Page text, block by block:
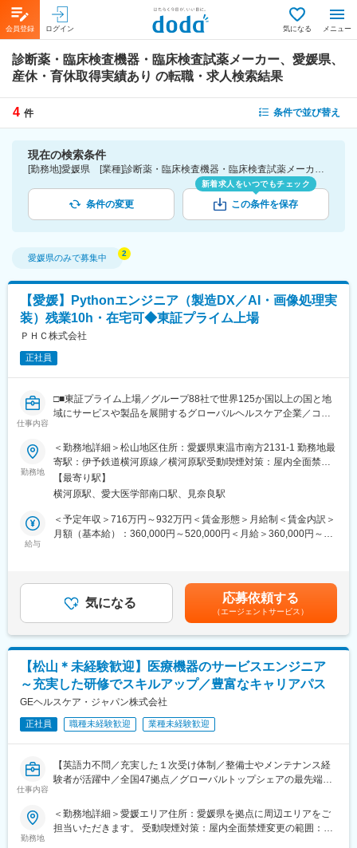
会員登録 ログイン 気になる メニュー
診断薬・臨床検査機器・臨床検査試薬メーカー、愛媛県、
産休・育休取得実績あり の転職・求人検索結果
4 件 条件で並び替え
現在の検索条件
[勤務地]愛媛県 [業種]診断薬・臨床検査機器・臨床検査試薬メーカー-医薬品・医療機器・ライフサイエンス・医療系サービス [詳細条件](休日・働き方)産休・育休取得実績あり
条件の変更
新着求人をいつでもチェック
この条件を保存
愛媛県のみで募集中
【愛媛】Pythonエンジニア（製造DX／AI・画像処理実
装）残業10h・在宅可◆東証プライム上場
ＰＨＣ株式会社
正社員
仕事内容
□■東証プライム上場／グループ88社で世界125か国以上の国と地
域にサービスや製品を展開するグローバルヘルスケア企業／コロ
野で事業成長□■
■採用背景
PHCでは現在、「AX（AI Transformation）」を全社戦略として推
進しており、工場・設備・品質・生産計画までをデータとAIでつ
なぐ“自律型モノづくり”の実現を目指しています。
今回のポジションでは、単なるデータ分析ではなく、
担い、将来的にはスマートファクトリーの中核を担っていただき
ます。
・API連携によるデータ収集・統合システム構築
・SQLを用いたデータ処理・データ基盤開発
・設備データ（PLC／IoT）との連携・データ取得基盤構築
・画像処理（OpenCV等）を用いた検査・認識機能の実装
・AI／機械学習モデルを業務システムへ組み込む開発
・業務プロセスの自動化ツール開発
・要件定義～設計～実装～運用までの一気通貫対応
※本ポジションは、分析専任ではなく
「分析結果を現場で動く仕組みに実装する」開発ポジションで
す
■働き方
・週1～2回の在宅勤務可能
勤務地
＜勤務地詳細＞松山地区住所：愛媛県東温市南方2131‐1 勤務地最
寄駅：伊予鉄道横河原線／横河原駅受動喫煙対策：屋内全面禁煙
変更の範囲：会社の定める事業所（リモートワーク含む）
【最寄り駅】
横河原駅、愛大医学部南口駅、見奈良駅
給与
＜予定年収＞716万円～932万円＜賃金形態＞月給制＜賃金内訳＞
月額（基本給）：360,000円～520,000円＜月給＞360,000円～
があります。月給(月額)は固定手当を含めた表記です。
気になる 応募依頼する
（エージェントサービス）
【松山＊未経験歓迎】医療機器のサービスエンジニア
～充実した研修でスキルアップ／豊富なキャリアパス
GEヘルスケア・ジャパン株式会社
正社員 職種未経験歓迎 業種未経験歓迎
仕事内容
【英語力不問／充実した１次受け体制／整備士やメンテナンス経
験者が活躍中／全国47拠点／グローバルトップシェアの最先端医
■業務内容：
医療画像診断装置（CT,MRI）、超音波診断装置や麻酔器
勤務地
＜勤務地詳細＞愛媛エリア住所：愛媛県を拠点に周辺エリアをご
担当いただきます。 受動喫煙対策：屋内全面禁煙変更の範囲：会